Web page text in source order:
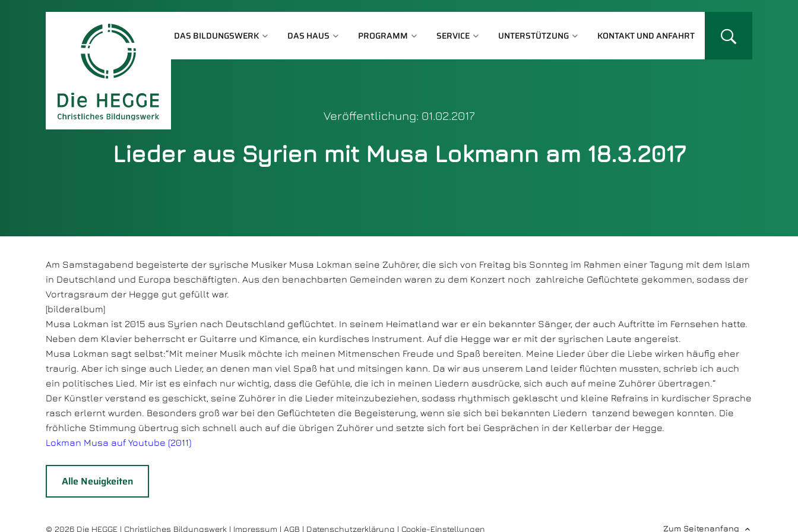
DAS BILDUNGSWERK DAS HAUS PROGRAMM SERVICE UNTERSTÜTZUNG KONTAKT UND ANFAHRT
Veröffentlichung: 01.02.2017
Lieder aus Syrien mit Musa Lokmann am 18.3.2017
Am Samstagabend begeisterte der syrische Musiker Musa Lokman seine Zuhörer, die sich von Freitag bis Sonnteg im Rahmen einer Tagung mit dem Islam
in Deutschland und Europa beschäftigten. Aus den benachbarten Gemeinden waren zu dem Konzert noch zahlreiche Geflüchtete gekommen, sodass der
Vortragsraum der Hegge gut gefüllt war.
[bilderalbum]
Musa Lokman ist 2015 aus Syrien nach Deutschland geflüchtet. In seinem Heimatland war er ein bekannter Sänger, der auch Auftritte im Fernsehen hatte.
Neben dem Klavier beherrscht er Guitarre und Kimance, ein kurdisches Instrument. Auf die Hegge war er mit der syrischen Laute angereist.
Musa Lokman sagt selbst:“Mit meiner Musik möchte ich meinen Mitmenschen Freude und Spaß bereiten. Meine Lieder über die Liebe wirken häufig eher
traurig. Aber ich singe auch Lieder, an denen man viel Spaß hat und mitsingen kann. Da wir aus unserem Land leider flüchten mussten, schrieb ich auch
ein politisches Lied. Mir ist es einfach nur wichtig, dass die Gefühle, die ich in meinen Liedern ausdrücke, sich auch auf meine Zuhörer übertragen.“
Der Künstler verstand es geschickt, seine Zuhörer in die Lieder miteinzubeziehen, sodass rhythmisch geklascht und kleine Refrains in kurdischer Sprache
rasch erlernt wurden. Besonders groß war bei den Geflüchteten die Begeisterung, wenn sie sich bei bekannten Liedern tanzend bewegen konnten. Die
fröhliche Stimmung übertrug sich schnell auch auf die übrigen Zuhörer und setzte sich fort bei Gesprächen in der Kellerbar der Hegge.
Lokman Musa auf Youtube (2011)
Alle Neuigkeiten
© 2026 Die HEGGE | Christliches Bildungswerk | Impressum | AGB | Datenschutzerklärung | Cookie-Einstellungen Zum Seitenanfang